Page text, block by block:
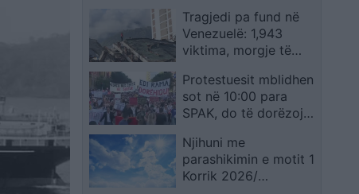
Libanit
dollarë
Tragjedi pa fund në
Venezuelë: 1,943
viktima, morgje të
përplasje për një pako
ushqimi
Protestuesit mblidhen
sot në 10:00 para
SPAK, do të dorëzojnë
kërkohet dorëheqja e
Ramës
Njihuni me
parashikimin e motit 1
Korrik 2026/